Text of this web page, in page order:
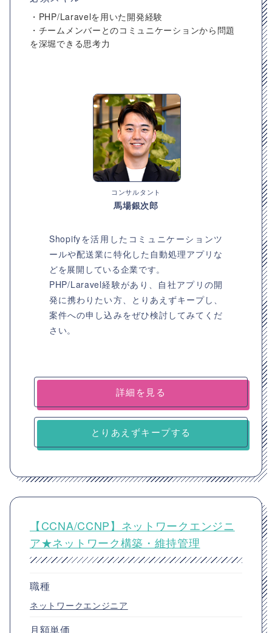
・PHP/Laravelを用いた開発経験
・チームメンバーとのコミュニケーションから問題
を深堀できる思考力
コンサルタント
馬場銀次郎
Shopifyを活用したコミュニケーションツ
ールや配送業に特化した自動処理アプリな
どを展開している企業です。
PHP/Laravel経験があり、自社アプリの開
発に携わりたい方、とりあえずキープし、
案件への申し込みをぜひ検討してみてくだ
さい。
詳細を見る
とりあえずキープする
【CCNA/CCNP】ネットワークエンジニ
ア★ネットワーク構築・維持管理
職種
ネットワークエンジニア
月額単価